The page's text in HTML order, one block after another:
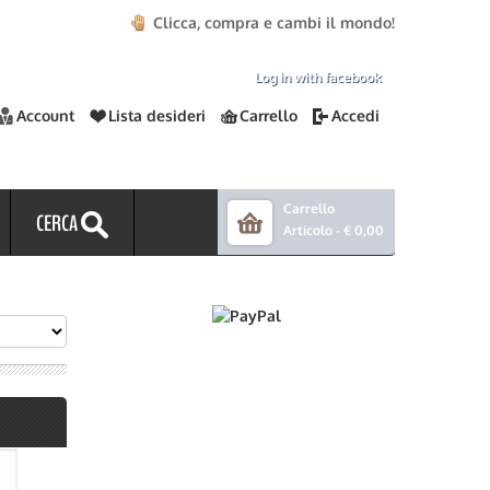
Carrello
Articolo - € 0,00
Clicca, compra e cambi il mondo!
Account Lista desideri Carrello Accedi
Log in with facebook
CERCA